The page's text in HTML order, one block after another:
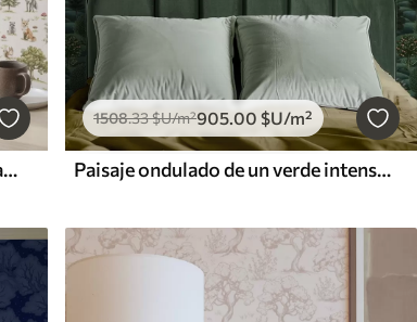
Animales del bosque en estilo acuarela suave, árboles y setas
1508.33$U/m²905.00 $U/m²
Paisaje ondulado de un verde intenso con árboles dispuestos en patrones